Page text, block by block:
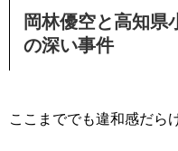
岡林優空と高知県
の深い事件
ここまででも違和感だら